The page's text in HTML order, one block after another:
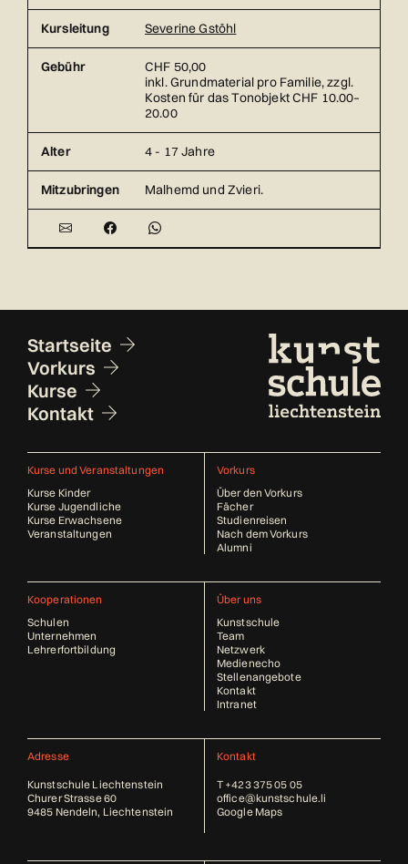
Kursleitung Severine Gstöhl
Gebühr
CHF 50,00
inkl. Grundmaterial pro Familie, zzgl.
Kosten für das Tonobjekt CHF 10.00–
20.00
Alter 4 - 17 Jahre
Mitzubringen Malhemd und Zvieri.
Fusszeile
Startseite
Vorkurs
Kurse
Kontakt
Kurse und Veranstaltungen
Kurse Kinder
Kurse Jugendliche
Kurse Erwachsene
Veranstaltungen
Vorkurs
Über den Vorkurs
Fächer
Studienreisen
Nach dem Vorkurs
Alumni
Kooperationen
Schulen
Unternehmen
Lehrerfortbildung
Über uns
Kunstschule
Team
Netzwerk
Medienecho
Stellenangebote
Kontakt
Intranet
Adresse
Kunstschule Liechtenstein
Churer Strasse 60
9485 Nendeln, Liechtenstein
Kontakt
T +423 375 05 05
office@kunstschule.li
Google Maps